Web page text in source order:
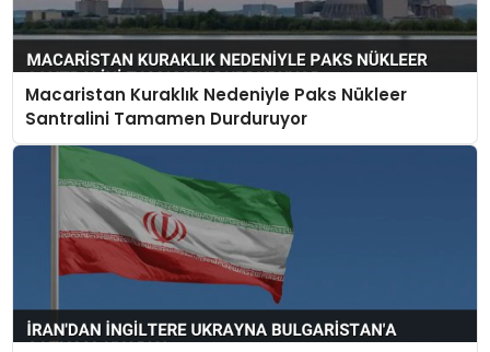
Macaristan Kuraklık Nedeniyle Paks Nükleer
Santralini Tamamen Durduruyor